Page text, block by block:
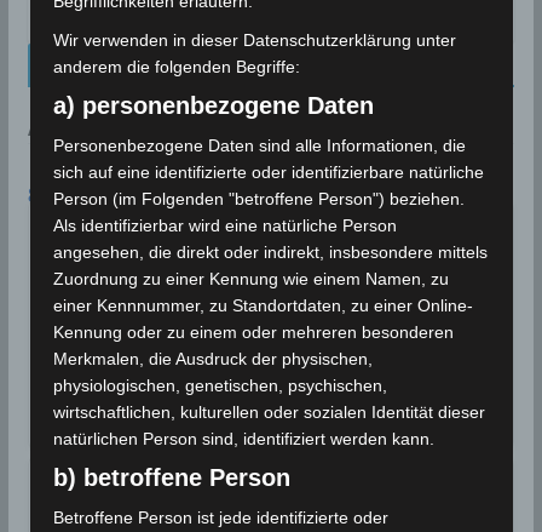
Kalenderblatt Neu
AN DIESEM TAG:
8. AUGUST
2018
Für einen August außergewöhnliche
Niederschlagsmengen werden in
Tunesien registriert
Für einen August außergewöhnliche
Niederschlagsmengen werden in Tunesien
registriert. Zwischen…
Wettergeschehen (Meteorologie) Weiterlesen
Gouvernorat Kebili neuer
Hitzerekord
Wir verwenden in dieser Datenschutzerklärung unter
anderem die folgenden Begriffe:
a) personenbezogene Daten
Personenbezogene Daten sind alle Informationen, die
sich auf eine identifizierte oder identifizierbare natürliche
Person (im Folgenden "betroffene Person") beziehen.
Als identifizierbar wird eine natürliche Person
angesehen, die direkt oder indirekt, insbesondere mittels
Zuordnung zu einer Kennung wie einem Namen, zu
einer Kennnummer, zu Standortdaten, zu einer Online-
Kennung oder zu einem oder mehreren besonderen
Merkmalen, die Ausdruck der physischen,
physiologischen, genetischen, psychischen,
wirtschaftlichen, kulturellen oder sozialen Identität dieser
natürlichen Person sind, identifiziert werden kann.
b) betroffene Person
Betroffene Person ist jede identifizierte oder